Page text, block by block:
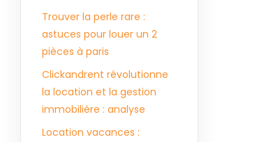
Trouver la perle rare :
astuces pour louer un 2
pièces à paris
Clickandrent révolutionne
la location et la gestion
immobilière : analyse
Location vacances :